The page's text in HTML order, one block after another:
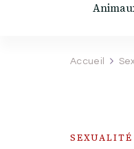
Accueil
SEXUALITÉ